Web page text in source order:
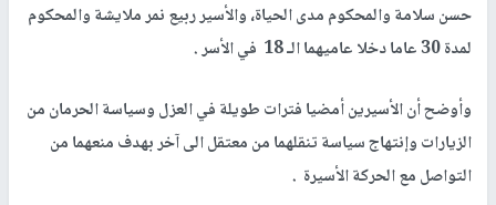
حسن سلامة والمحكوم مدى الحياة، والأسير ربيع نمر ملايشة والمحكوم
لمدة 30 عاما دخلا عاميهما الـ 18 في الأسر .
وأوضح أن الأسيرين أمضيا فترات طويلة في العزل وسياسة الحرمان من
الزيارات وإنتهاج سياسة تنقلهما من معتقل الى آخر بهدف منعهما من
التواصل مع الحركة الأسيرة .